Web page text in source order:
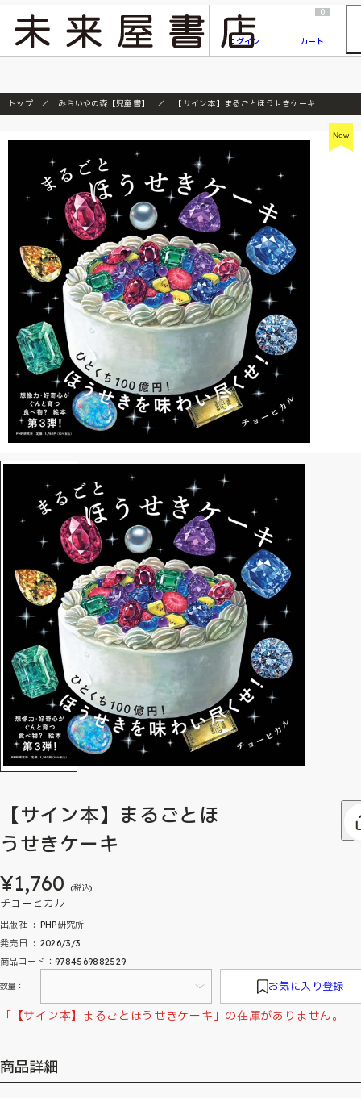
『ONE PIECE magazine 021 ONE PIECEカード付き同梱版』発売延期のご案内
ログイン
0
カート
トップ みらいやの森【児童書】 【サイン本】まるごとほうせきケーキ
New
【サイン本】まるごとほ
うせきケーキ
¥1,760 (税込)
チョーヒカル
出版社 ‏ : ‎ PHP研究所
発売日 ‏ : ‎ 2026/3/3
商品コード：9784569882529
数量： お気に入り登録
「【サイン本】まるごとほうせきケーキ」の在庫がありません。
商品詳細